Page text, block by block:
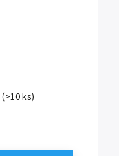
(>10 ks)